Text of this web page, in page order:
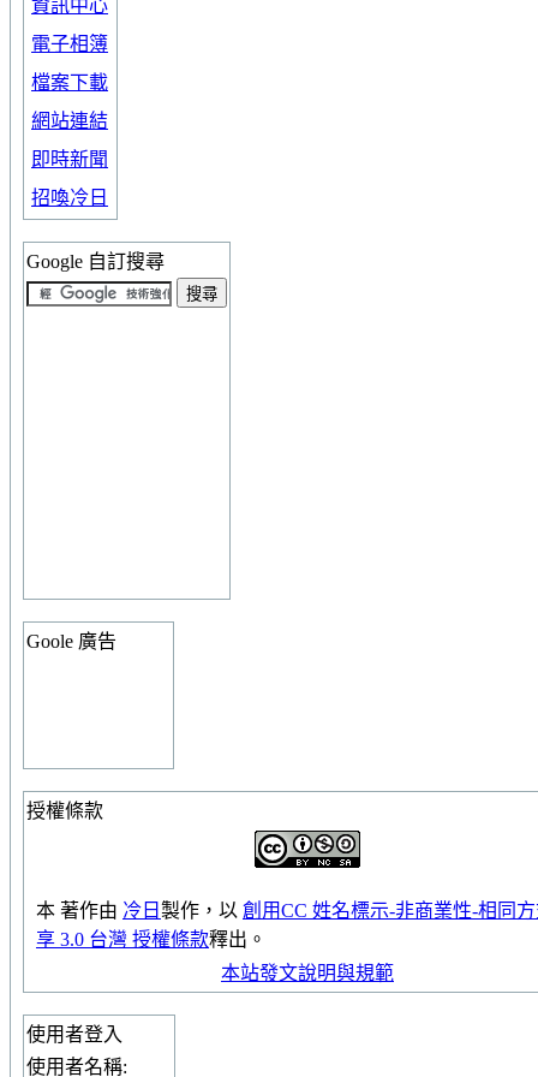
資訊中心
電子相簿
檔案下載
網站連結
即時新聞
招喚冷日
Google 自訂搜尋
Goole 廣告
授權條款
本 著作由 冷日 製作，以 創用CC 姓名標示-非商業性-相同
享 3.0 台灣 授權條款釋出。
本站發文說明與規範
使用者登入
使用者名稱: